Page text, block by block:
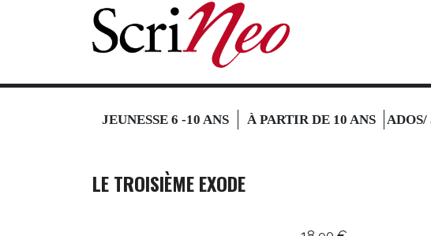
JEUNESSE 6 -10 ANS À PARTIR DE 10 ANS ADOS/
LE TROISIÈME EXODE